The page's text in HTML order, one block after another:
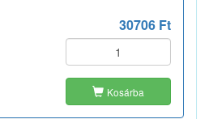
30706 Ft
Kosárba